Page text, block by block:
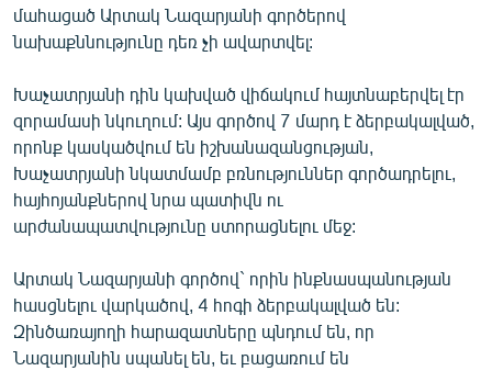
մահացած Արտակ Նազարյանի գործերով
նախաքննությունը դեռ չի ավարտվել:
Խաչատրյանի դին կախված վիճակում հայտնաբերվել էր
զորամասի նկուղում: Այս գործով 7 մարդ է ձերբակալված,
որոնք կասկածվում են իշխանազանցության,
Խաչատրյանի նկատմամբ բռնություններ գործադրելու,
հայհոյանքներով նրա պատիվն ու
արժանապատվությունը ստորացնելու մեջ:
Արտակ Նազարյանի գործով` որին ինքնասպանության
հասցնելու վարկածով, 4 հոգի ձերբակալված են:
Զինծառայողի հարազատները պնդում են, որ
Նազարյանին սպանել են, եւ բացառում են